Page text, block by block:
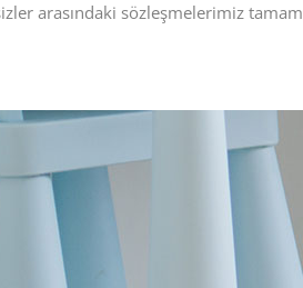
arasındaki sözleşmelerimiz